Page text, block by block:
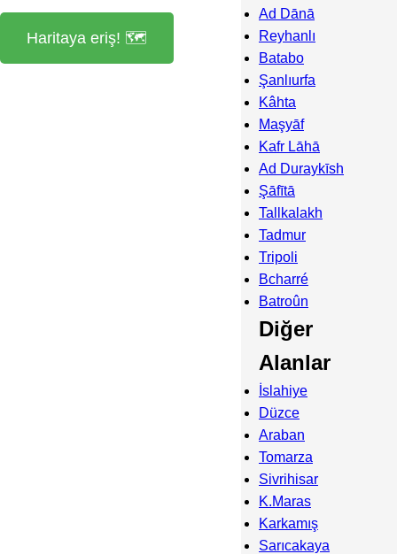
Haritaya eriş! 🗺️
Ad Dānā
Reyhanlı
Batabo
Şanlıurfa
Kâhta
Maşyāf
Kafr Lāhā
Ad Duraykīsh
Şāfītā
Tallkalakh
Tadmur
Tripoli
Bcharré
Batroûn
Diğer
Alanlar
İslahiye
Düzce
Araban
Tomarza
Sivrihisar
K.Maras
Karkamış
Sarıcakaya